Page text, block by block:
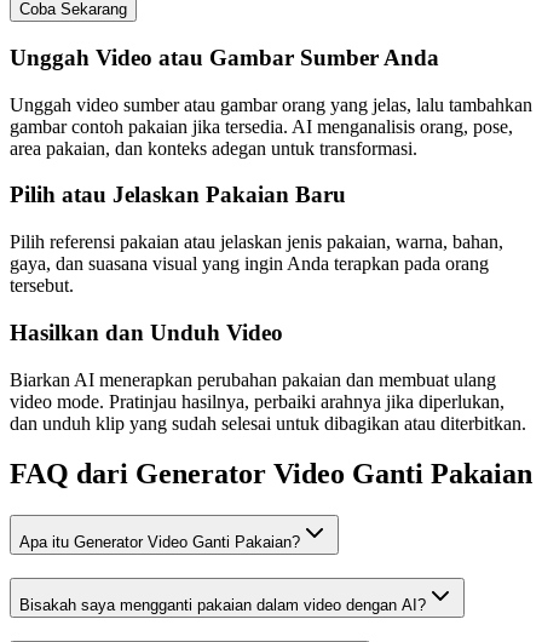
Coba Sekarang
Unggah Video atau Gambar Sumber Anda
Unggah video sumber atau gambar orang yang jelas, lalu tambahkan
gambar contoh pakaian jika tersedia. AI menganalisis orang, pose,
area pakaian, dan konteks adegan untuk transformasi.
Pilih atau Jelaskan Pakaian Baru
Pilih referensi pakaian atau jelaskan jenis pakaian, warna, bahan,
gaya, dan suasana visual yang ingin Anda terapkan pada orang
tersebut.
Hasilkan dan Unduh Video
Biarkan AI menerapkan perubahan pakaian dan membuat ulang
video mode. Pratinjau hasilnya, perbaiki arahnya jika diperlukan,
dan unduh klip yang sudah selesai untuk dibagikan atau diterbitkan.
FAQ dari Generator Video Ganti Pakaian
Apa itu Generator Video Ganti Pakaian?
Bisakah saya mengganti pakaian dalam video dengan AI?